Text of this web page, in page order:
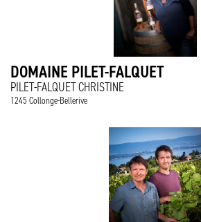
DOMAINE PILET-FALQUET
PILET-FALQUET CHRISTINE
1245 Collonge-Bellerive